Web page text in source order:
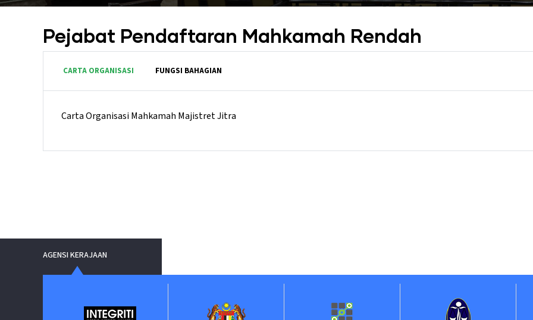
Pejabat Pendaftaran Mahkamah Rendah
CARTA ORGANISASI FUNGSI BAHAGIAN
Carta Organisasi Mahkamah Majistret Jitra
AGENSI KERAJAAN